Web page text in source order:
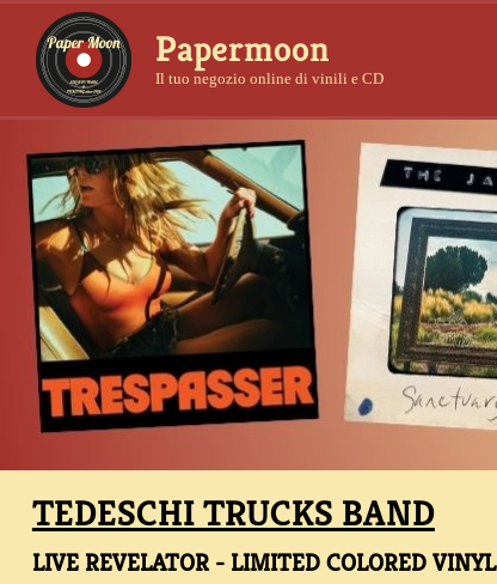
Papermoon
Il tuo negozio online di vinili e CD
TEDESCHI TRUCKS BAND
LIVE REVELATOR - LIMITED COLORED VINYL